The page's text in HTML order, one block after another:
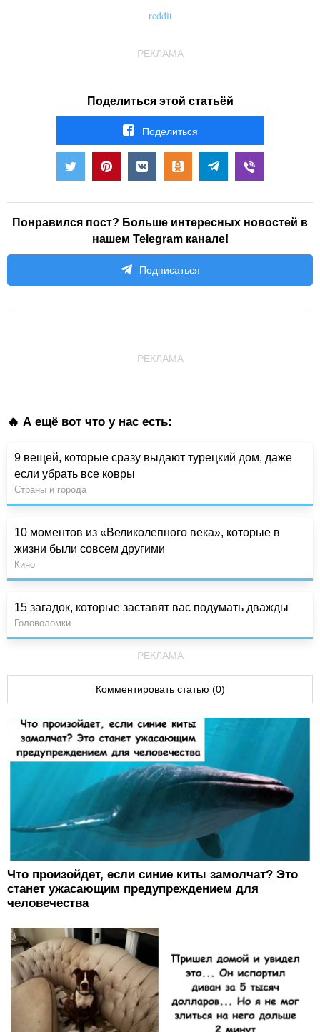
reddit
РЕКЛАМА
Поделиться этой статьёй
Поделиться
Понравился пост? Больше интересных новостей в
нашем Telegram канале!
Подписаться
РЕКЛАМА
🔥 А ещё вот что у нас есть:
9 вещей, которые сразу выдают турецкий дом, даже
если убрать все ковры
Страны и города
10 моментов из «Великолепного века», которые в
жизни были совсем другими
Кино
15 загадок, которые заставят вас подумать дважды
Головоломки
РЕКЛАМА
Комментировать статью (0)
Что произойдет, если синие киты замолчат? Это
станет ужасающим предупреждением для
человечества